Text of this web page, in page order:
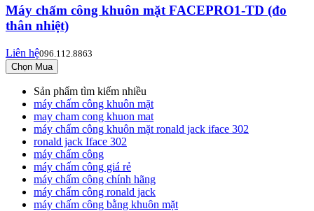
Máy chấm công khuôn mặt FACEPRO1-TD (đo
thân nhiệt)
Liên hệ096.112.8863
Sản phẩm tìm kiếm nhiều
máy chấm công khuôn mặt
may cham cong khuon mat
máy chấm công khuôn mặt ronald jack iface 302
ronald jack Iface 302
máy chấm công
máy chấm công giá rẻ
máy chấm công chính hãng
máy chấm công ronald jack
máy chấm công bằng khuôn mặt